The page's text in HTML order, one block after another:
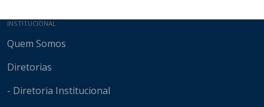
Mapa do site
INSTITUCIONAL
Quem Somos
Diretorias
- Diretoria Institucional